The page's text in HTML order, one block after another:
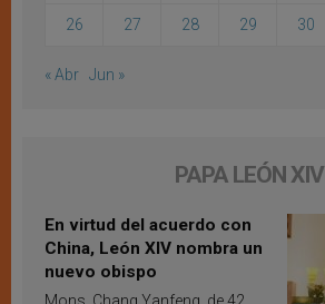
26 27 28 29 30
« Abr Jun »
PAPA LEÓN XIV
En virtud del acuerdo con
China, León XIV nombra un
nuevo obispo